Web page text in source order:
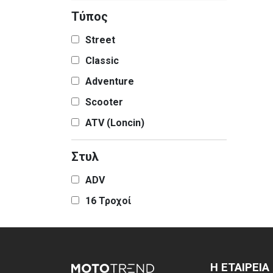
Τύπος
Street
Classic
Adventure
Scooter
ATV (Loncin)
Στυλ
ADV
16 Τροχοί
Η ΕΤΑΙΡΕΙΑ